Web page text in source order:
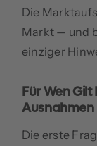
Die
Markt — und
einziger
Für Wen Gilt
Die erste